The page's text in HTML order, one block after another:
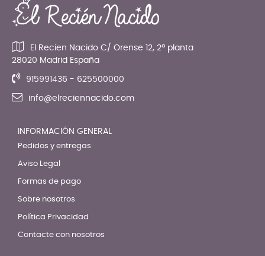
El Recien Nacido C/ Orense 12, 2ª planta
28020 Madrid España
915991436 - 625500000
info@elreciennacido.com
INFORMACIÓN GENERAL
Pedidos y entregas
Aviso Legal
Formas de pago
Sobre nosotros
Política Privacidad
Contacte con nosotros